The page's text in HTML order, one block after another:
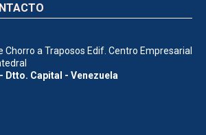
Chorro a Traposos Edif. Centro Empresarial
Dtto. Capital - Venezuela